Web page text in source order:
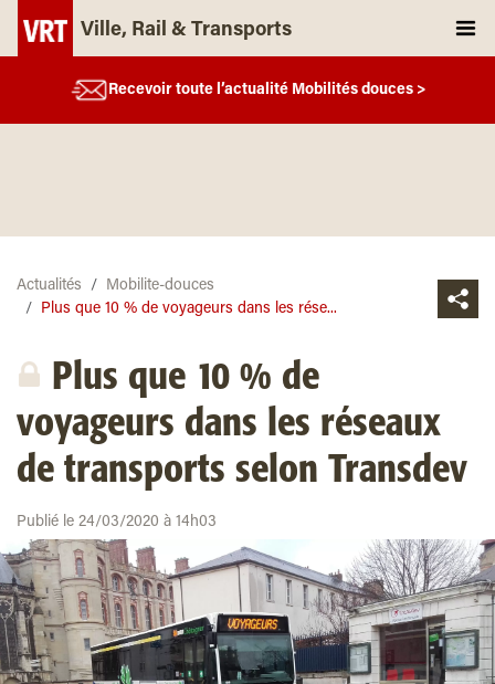
Ville, Rail & Transports
Recevoir toute l’actualité Mobilités douces >
Actualités
Mobilite-douces
Plus que 10 % de voyageurs dans les rése...
Plus que 10 % de
voyageurs dans les réseaux
de transports selon Transdev
Publié le 24/03/2020 à 14h03